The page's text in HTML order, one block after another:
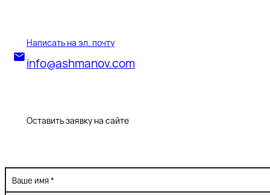
Написать на эл. почту
info@ashmanov.com
Оставить заявку на сайте